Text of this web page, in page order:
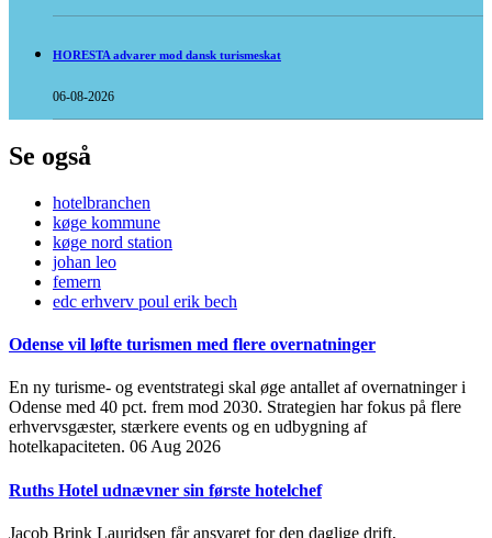
HORESTA advarer mod dansk turismeskat
06-08-2026
Se også
hotelbranchen
køge kommune
køge nord station
johan leo
femern
edc erhverv poul erik bech
Odense vil løfte turismen med flere overnatninger
En ny turisme- og eventstrategi skal øge antallet af overnatninger i
Odense med 40 pct. frem mod 2030. Strategien har fokus på flere
erhvervsgæster, stærkere events og en udbygning af
hotelkapaciteten. 06 Aug 2026
Ruths Hotel udnævner sin første hotelchef
Jacob Brink Lauridsen får ansvaret for den daglige drift,